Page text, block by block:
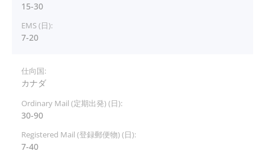
15-30
7-20
カナダ
30-90
7-40